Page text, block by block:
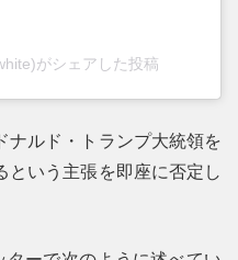
がシェアした投稿
ナルド・トランプ大統領を
いう主張を即座に否定し